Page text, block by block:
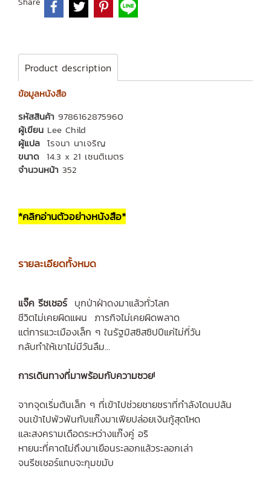
Product description
ข้อมูลหนังสือ
รหัสสินค้า 9786162875960
ผู้เขียน Lee Child
ผู้แปล โรจนา นาเจริญ
ขนาด 14.3 x 21 เซนติเมตร
จำนวนหน้า 352
*คลิกอ่านตัวอย่างหนังสือ*
รายละเอียดทั้งหมด
แจ๊ค รีชเชอร์บุกป่าฝ่าดงมาแล้วทั่วโลก
ชีวิตไม่เคยผิดแผน ภารกิจไม่เคยผิดพลาด
แต่การแวะเมืองเล็ก ๆ ในรัฐมิสซิสซิปปีแค่ไม่กี่วัน
กลับทำให้เขาไม่มีวันลืม...
การเดินทางที่มาพร้อมกับความซวย!
จากจุดเริ่มต้นเล็ก ๆ ที่เข้าไปช่วยชายชราที่กำลังโดนปล้น
จนเข้าไปพัวพันกับแก๊งมาเฟียปล่อยเงินกู้สุดโหด
และสงครามเดือดระหว่างแก๊งคู่ อริ
หายนะที่คาดไม่ถึงมาเยือนระลอกแล้วระลอกเล่า
จนรีชเชอร์แทบจะกุมขมับ